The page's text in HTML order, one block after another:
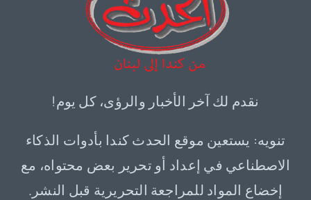
نقدم لك آخر الأخبار والرؤى، كل يوم!
تنويه: يستعين موقع الحدث كندا بأدوات الذكاء
الاصطناعي في إعداد أو تحرير بعض محتواه، مع
إخضاع المواد للمراجعة التحريرية قبل النشر.